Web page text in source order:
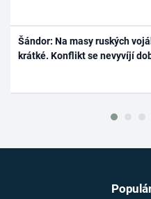
Šándor: Na masy ruských
krátké. Konflikt se nevyvíjí